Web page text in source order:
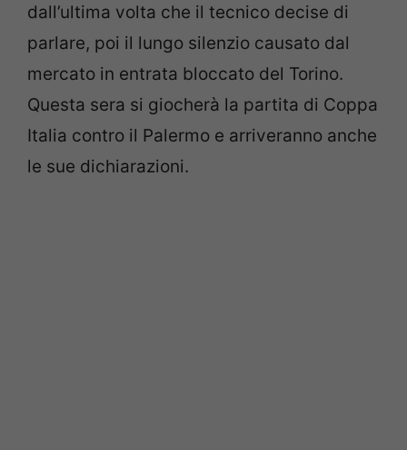
dall’ultima volta che il tecnico decise di
parlare, poi il lungo silenzio causato dal
mercato in entrata bloccato del Torino.
Questa sera si giocherà la partita di Coppa
Italia contro il Palermo e arriveranno anche
le sue dichiarazioni.